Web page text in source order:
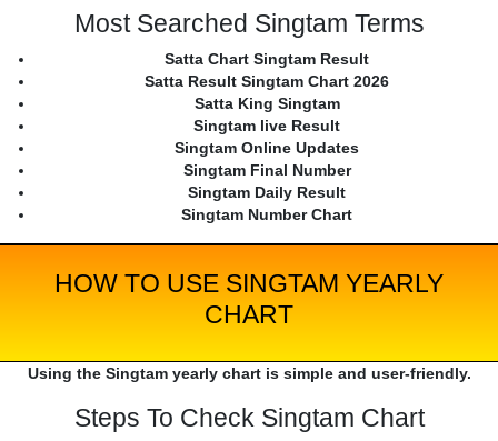
Most Searched Singtam Terms
Satta Chart Singtam Result
Satta Result Singtam Chart 2026
Satta King Singtam
Singtam live Result
Singtam Online Updates
Singtam Final Number
Singtam Daily Result
Singtam Number Chart
HOW TO USE SINGTAM YEARLY
CHART
Using the Singtam yearly chart is simple and user-friendly.
Steps To Check Singtam Chart